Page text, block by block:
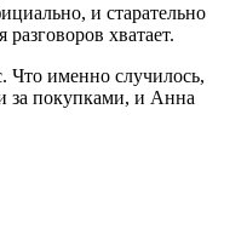
и старательно
хватает.
Что именно случилось,
за покупками, и Анна